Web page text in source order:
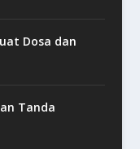
Dosa dan
Tanda